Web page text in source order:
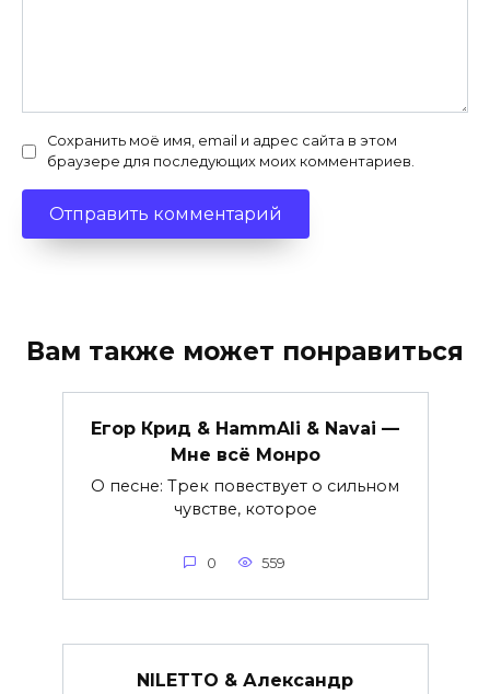
Сохранить моё имя, email и адрес сайта в этом
браузере для последующих моих комментариев.
Вам также может понравиться
Егор Крид & HammAli & Navai —
Мне всё Монро
О песне: Трек повествует о сильном
чувстве, которое
0 559
NILETTO & Александр